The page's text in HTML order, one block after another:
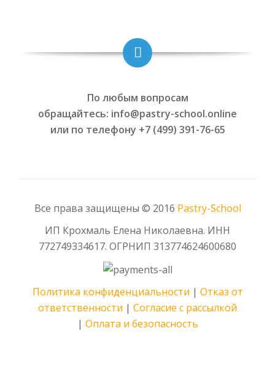
По любым вопросам
обращайтесь: info@pastry-school.online
или по телефону +7 (499) 391-76-65
Все права защищены © 2016 Pаstry-School
ИП Крохмаль Елена Николаевна. ИНН
772749334617. ОГРНИП 313774624600680
Политика конфиденциальности | Отказ от
ответственности | Согласие с рассылкой
| Оплата и безопасность